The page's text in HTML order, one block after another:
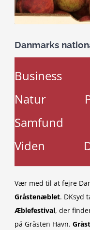
Danmarks
Business
Natur
Samfund
Viden
Vær med til at fejre
Gråstenæblet. DKsyd
Æblefestival, der
på Gråsten Havn.